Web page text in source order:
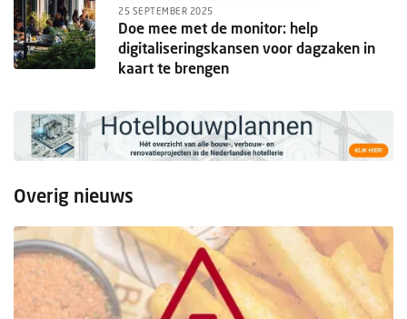
25 SEPTEMBER 2025
Doe mee met de monitor: help
digitaliseringskansen voor dagzaken in
kaart te brengen
Overig nieuws